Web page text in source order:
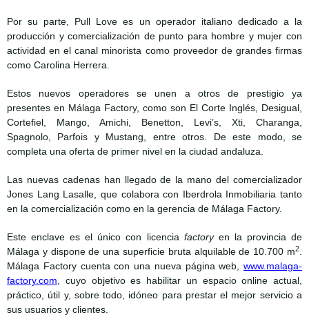
Por su parte, Pull Love es un operador italiano dedicado a la
producción y comercialización de punto para hombre y mujer con
actividad en el canal minorista como proveedor de grandes firmas
como Carolina Herrera.
Estos nuevos operadores se unen a otros de prestigio ya
presentes en Málaga Factory, como son El Corte Inglés, Desigual,
Cortefiel, Mango, Amichi, Benetton, Levi’s, Xti, Charanga,
Spagnolo, Parfois y Mustang, entre otros. De este modo, se
completa una oferta de primer nivel en la ciudad andaluza.
Las nuevas cadenas han llegado de la mano del comercializador
Jones Lang Lasalle, que colabora con Iberdrola Inmobiliaria tanto
en la comercialización como en la gerencia de Málaga Factory.
Este enclave es el único con licencia factoryen la provincia de
Málaga y dispone de una superficie bruta alquilable de 10.700 m2
Málaga Factory cuenta con una nueva página web, www.malaga-
factory.com , cuyo objetivo es habilitar un espacio online actual,
práctico, útil y, sobre todo, idóneo para prestar el mejor servicio a
sus usuarios y clientes.